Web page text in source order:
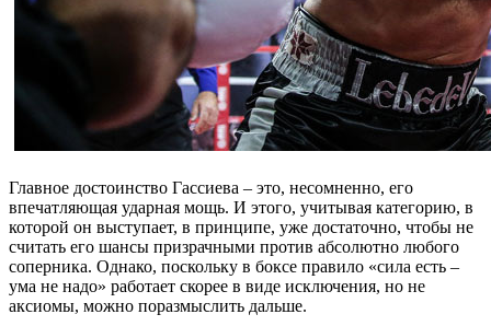
Главное достоинство Гассиева – это, несомненно, его
впечатляющая ударная мощь. И этого, учитывая категорию, в
которой он выступает, в принципе, уже достаточно, чтобы не
считать его шансы призрачными против абсолютно любого
соперника. Однако, поскольку в боксе правило «сила есть –
ума не надо» работает скорее в виде исключения, но не
аксиомы, можно поразмыслить дальше.